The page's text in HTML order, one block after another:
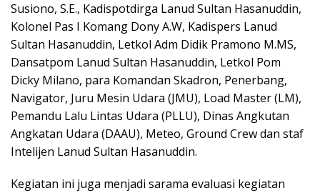
Susiono, S.E., Kadispotdirga Lanud Sultan Hasanuddin,
Kolonel Pas I Komang Dony A.W, Kadispers Lanud
Sultan Hasanuddin, Letkol Adm Didik Pramono M.MS,
Dansatpom Lanud Sultan Hasanuddin, Letkol Pom
Dicky Milano, para Komandan Skadron, Penerbang,
Navigator, Juru Mesin Udara (JMU), Load Master (LM),
Pemandu Lalu Lintas Udara (PLLU), Dinas Angkutan
Angkatan Udara (DAAU), Meteo, Ground Crew dan staf
Intelijen Lanud Sultan Hasanuddin.
Kegiatan ini juga menjadi sarama evaluasi kegiatan